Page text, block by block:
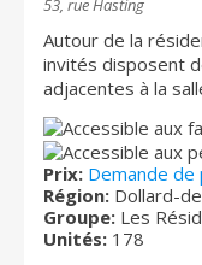
53, rue Hasting
Autour de la résidence : Les résidents
invités disposent
adjacentes à la
profiter
surplombant le
étage. La
populaire
abondance de
boutiques. Celle-ci
Prix: Demande de
Région: Dollard-
Groupe: Les
Unités: 178